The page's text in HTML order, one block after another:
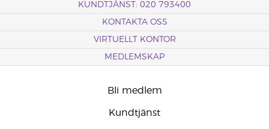
KUNDTJÄNST: 020 793400
KONTAKTA OSS
VIRTUELLT KONTOR
MEDLEMSKAP
Bli medlem
Kundtjänst